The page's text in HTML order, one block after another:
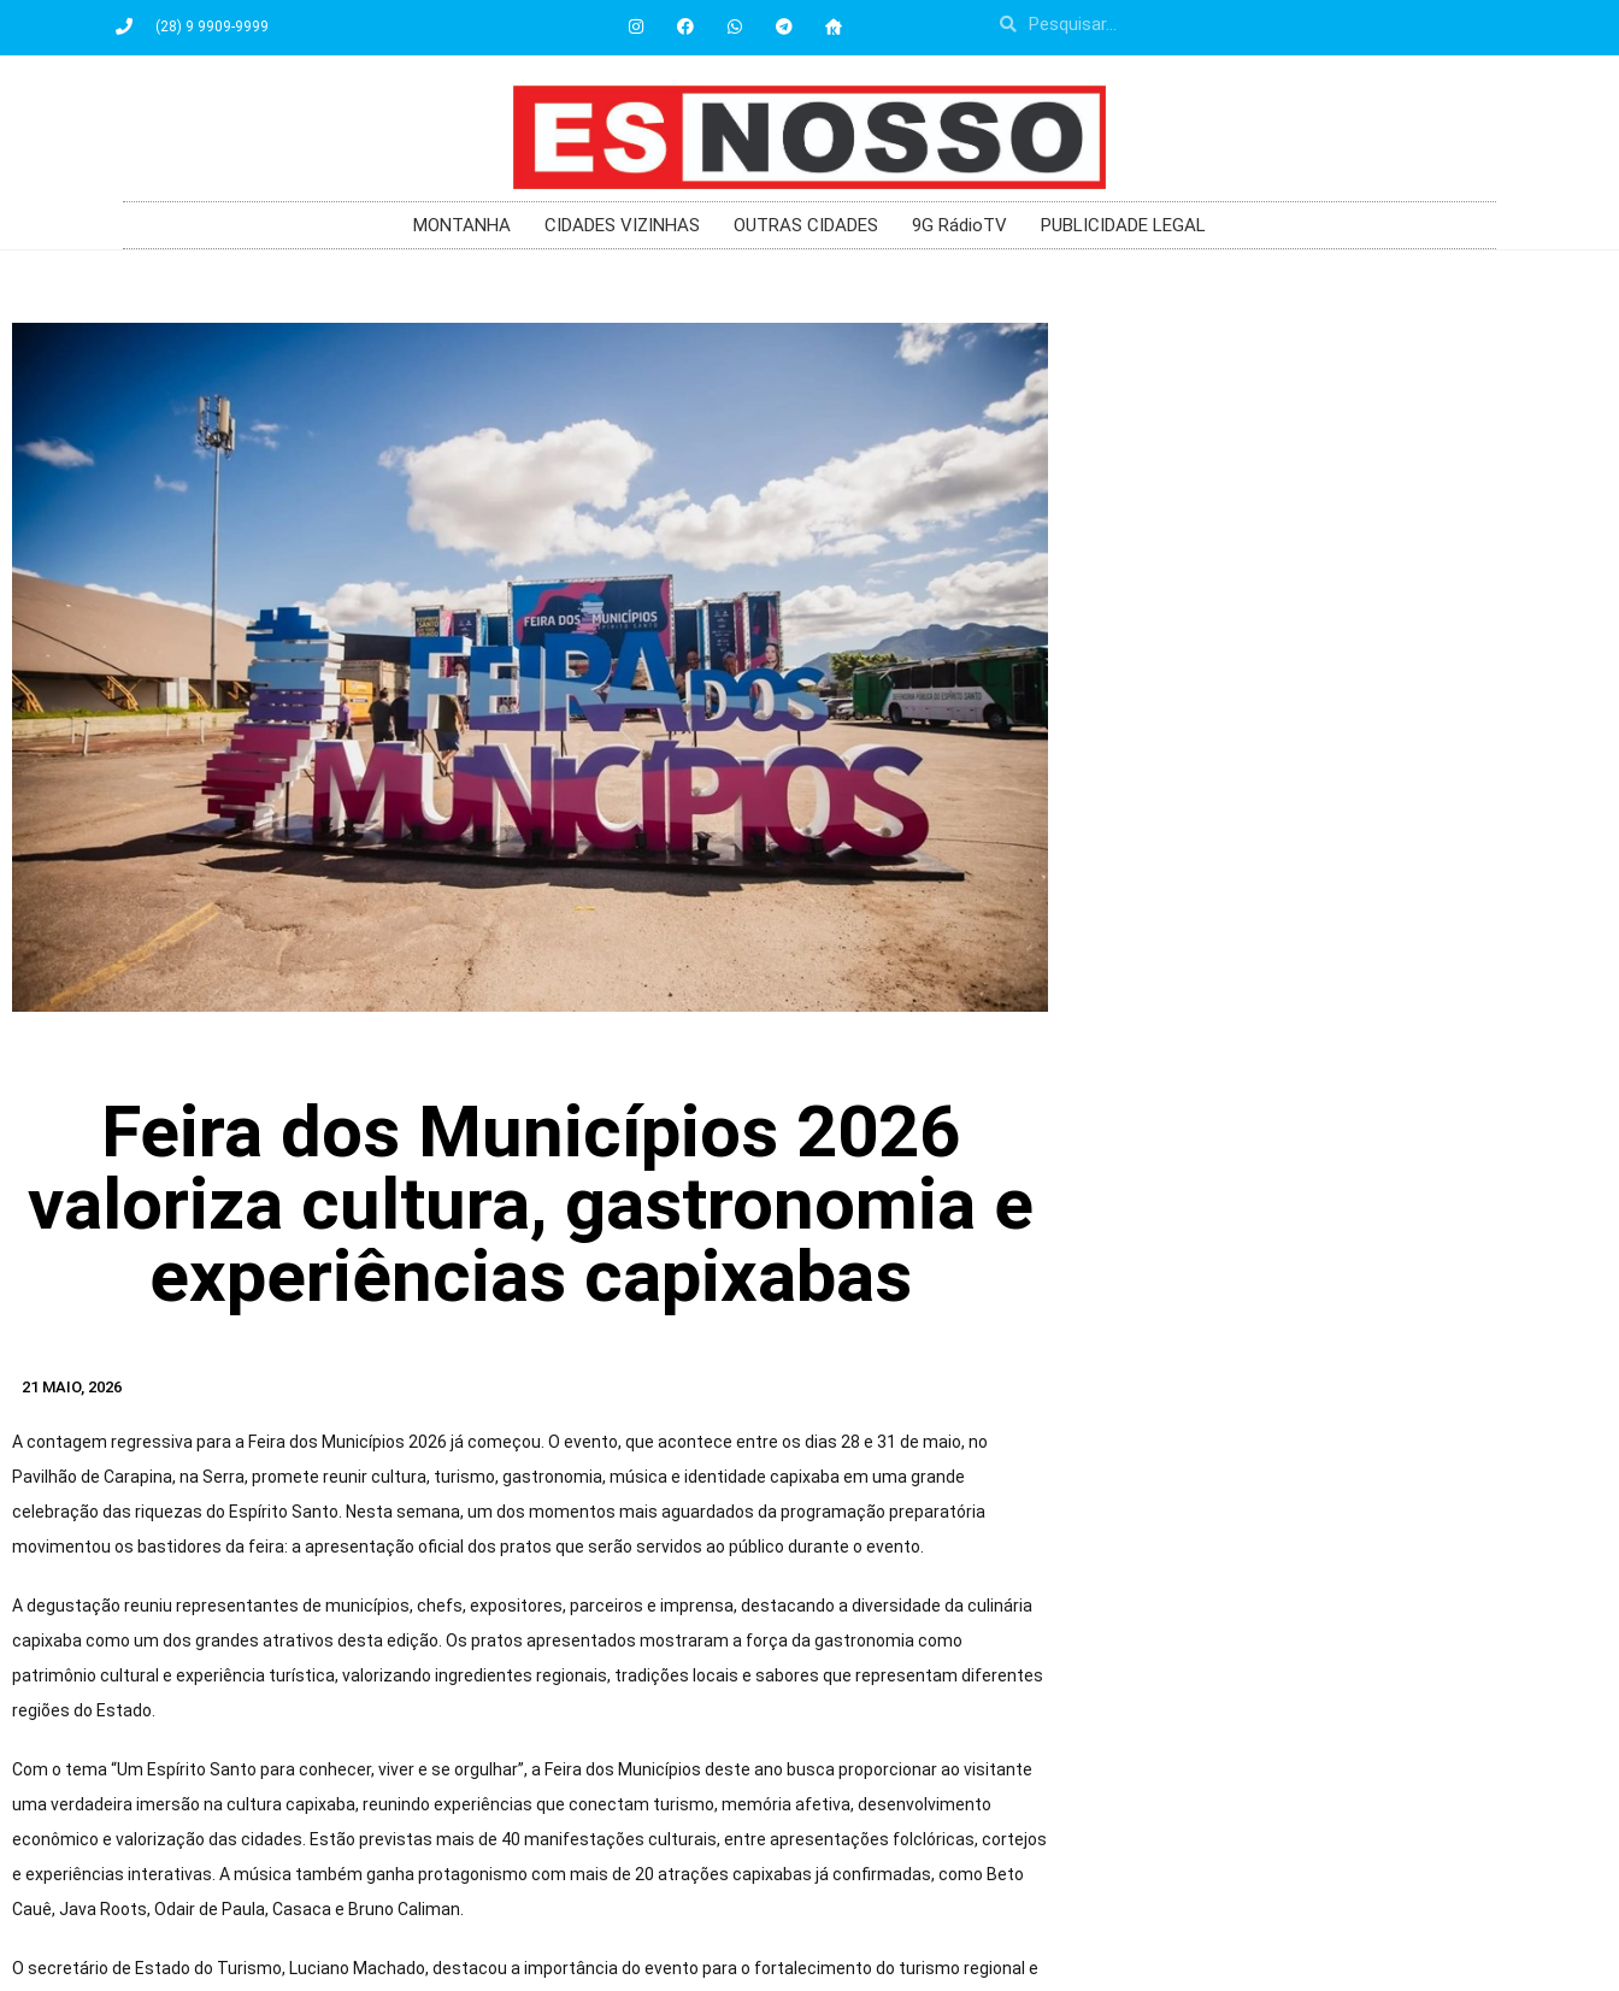
(28) 9 9909-9999
MONTANHA CIDADES VIZINHAS OUTRAS CIDADES 9G RádioTV PUBLICIDADE LEGAL
Feira dos Municípios 2026
valoriza cultura, gastronomia e
experiências capixabas
21 MAIO, 2026
A contagem regressiva para a Feira dos Municípios 2026 já começou. O evento, que acontece entre os dias 28 e 31 de maio, no
Pavilhão de Carapina, na Serra, promete reunir cultura, turismo, gastronomia, música e identidade capixaba em uma grande
celebração das riquezas do Espírito Santo. Nesta semana, um dos momentos mais aguardados da programação preparatória
movimentou os bastidores da feira: a apresentação oficial dos pratos que serão servidos ao público durante o evento.
A degustação reuniu representantes de municípios, chefs, expositores, parceiros e imprensa, destacando a diversidade da culinária
capixaba como um dos grandes atrativos desta edição. Os pratos apresentados mostraram a força da gastronomia como
patrimônio cultural e experiência turística, valorizando ingredientes regionais, tradições locais e sabores que representam diferentes
regiões do Estado.
Com o tema “Um Espírito Santo para conhecer, viver e se orgulhar”, a Feira dos Municípios deste ano busca proporcionar ao visitante
uma verdadeira imersão na cultura capixaba, reunindo experiências que conectam turismo, memória afetiva, desenvolvimento
econômico e valorização das cidades. Estão previstas mais de 40 manifestações culturais, entre apresentações folclóricas, cortejos
e experiências interativas. A música também ganha protagonismo com mais de 20 atrações capixabas já confirmadas, como Beto
Cauê, Java Roots, Odair de Paula, Casaca e Bruno Caliman.
O secretário de Estado do Turismo, Luciano Machado, destacou a importância do evento para o fortalecimento do turismo regional e